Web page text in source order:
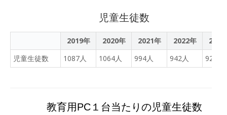
う子どもたちの繋がりを創
出しています。2022年3～
6月に新たに6校のパートナ
ー校が加わり、あしたの寺
子屋は合計18校となる予定
児童生徒数
2019年 2020年 2021年 2022年
2023
児童生徒数
1087人 1064人 994人 942人 922人
教育用PC１台当たりの児童生徒数